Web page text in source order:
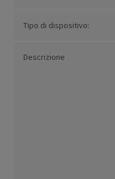
Tipo di dispositivo:
Descrizione